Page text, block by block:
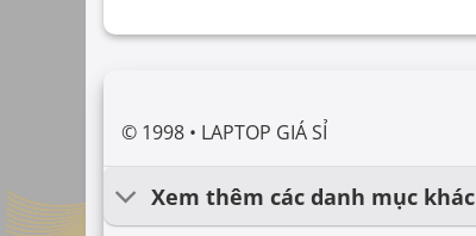
© 1998 • LAPTOP GIÁ SỈ
Xem thêm các danh mục khác